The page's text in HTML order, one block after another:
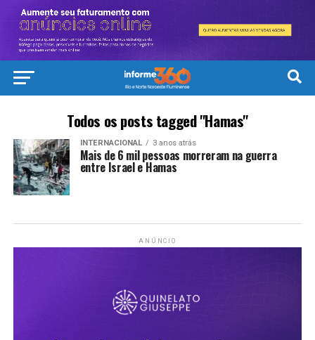
Todos os posts tagged "Hamas"
INTERNACIONAL 3 anos atrás
Mais de 6 mil pessoas morreram na guerra
entre Israel e Hamas
ANÚNCIO